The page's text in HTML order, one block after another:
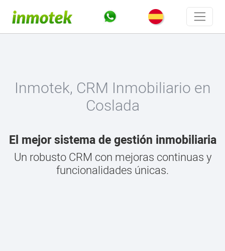
Inmotek, CRM Inmobiliario en
Coslada
El mejor sistema de gestión inmobiliaria
Un robusto CRM con mejoras continuas y
funcionalidades únicas.